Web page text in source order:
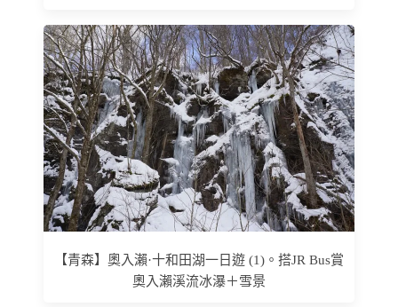
【青森】奧入瀨·十和田湖一日遊 (1)。搭JR Bus賞
奧入瀨溪流冰瀑＋雪景